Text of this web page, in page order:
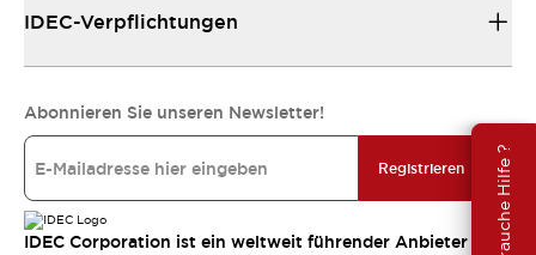
Brauche Hilfe ?
IDEC-Verpflichtungen
Abonnieren Sie unseren Newsletter!
Registrieren
IDEC Corporation ist ein weltweit führender Anbieter